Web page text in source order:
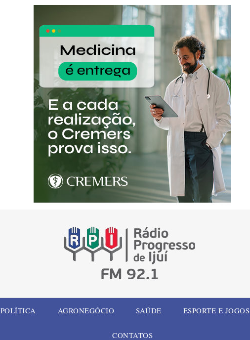
POLÍTICA AGRONEGÓCIO SAÚDE ESPORTE E JOGOS
CONTATOS